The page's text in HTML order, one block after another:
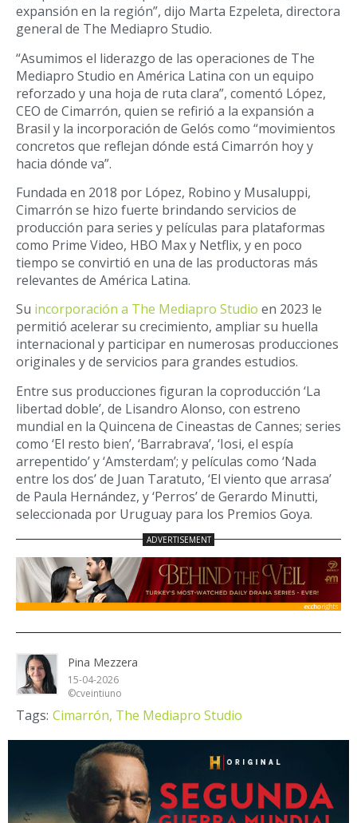
expansión en la región”, dijo Marta Ezpeleta, directora
general de The Mediapro Studio.
“Asumimos el liderazgo de las operaciones de The
Mediapro Studio en América Latina con un equipo
reforzado y una hoja de ruta clara”, comentó López,
CEO de Cimarrón, quien se refirió a la expansión a
Brasil y la incorporación de Gelós como “movimientos
concretos que reflejan dónde está Cimarrón hoy y
hacia dónde va”.
Fundada en 2018 por López, Robino y Musaluppi,
Cimarrón se hizo fuerte brindando servicios de
producción para series y películas para plataformas
como Prime Video, HBO Max y Netflix, y en poco
tiempo se convirtió en una de las productoras más
relevantes de América Latina.
Su incorporación a The Mediapro Studio en 2023 le
permitió acelerar su crecimiento, ampliar su huella
internacional y participar en numerosas producciones
originales y de servicios para grandes estudios.
Entre sus producciones figuran la coproducción ‘La
libertad doble’, de Lisandro Alonso, con estreno
mundial en la Quincena de Cineastas de Cannes; series
como ‘El resto bien’, ‘Barrabrava’, ‘Iosi, el espía
arrepentido’ y ‘Amsterdam’; y películas como ‘Nada
entre los dos’ de Juan Taratuto, ‘El viento que arrasa’
de Paula Hernández, y ‘Perros’ de Gerardo Minutti,
seleccionada por Uruguay para los Premios Goya.
Pina Mezzera
15-04-2026
©cveintiuno
Tags: Cimarrón, The Mediapro Studio